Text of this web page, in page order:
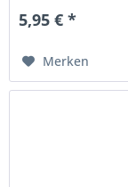
5,95 € *
Merken